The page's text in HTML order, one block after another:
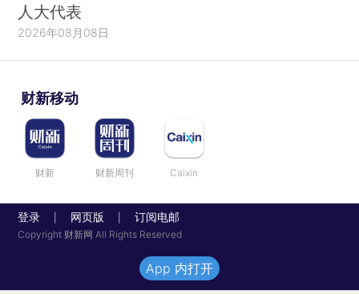
人大代表
2026年08月08日
财新移动
财新 财新周刊 Caixin
登录 网页版 订阅电邮
Copyright 财新网 All Rights Reserved
App 内打开